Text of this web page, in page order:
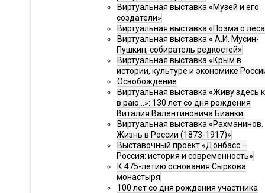
Виртуальная выставка «Музей и его
создатели»
Виртуальная выставка «Поэма о
Виртуальная выставка « А.И. Мусин-
Пушкин, собиратель редкостей»
Виртуальная выставка «Крым в
истории, культуре и экономике
Освобождение
Виртуальная выставка «Живу здесь
в раю…»: 130 лет со дня рождения
Виталия Валентиновича Бианки.
Виртуальная выставка «Рахманинов.
Жизнь в России (1873-1917)»
Выставочный проект «Донбасс –
Россия: история и современность»
К 475-летию основания Сыркова
монастыря
100 лет со дня рождения участника